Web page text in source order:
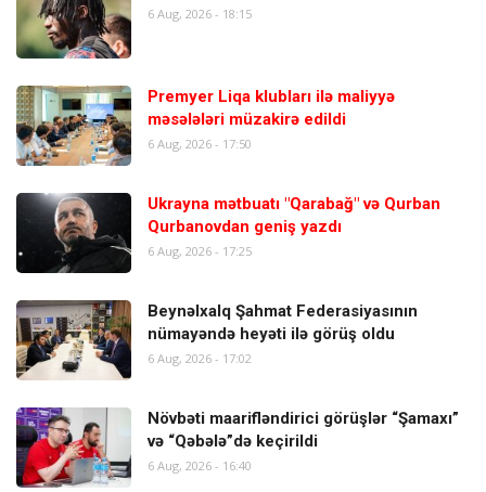
6 Aug, 2026 - 18:15
Premyer Liqa klubları ilə maliyyə
məsələləri müzakirə edildi
6 Aug, 2026 - 17:50
Ukrayna mətbuatı "Qarabağ" və Qurban
Qurbanovdan geniş yazdı
6 Aug, 2026 - 17:25
Beynəlxalq Şahmat Federasiyasının
nümayəndə heyəti ilə görüş oldu
6 Aug, 2026 - 17:02
Növbəti maarifləndirici görüşlər “Şamaxı”
və “Qəbələ”də keçirildi
6 Aug, 2026 - 16:40